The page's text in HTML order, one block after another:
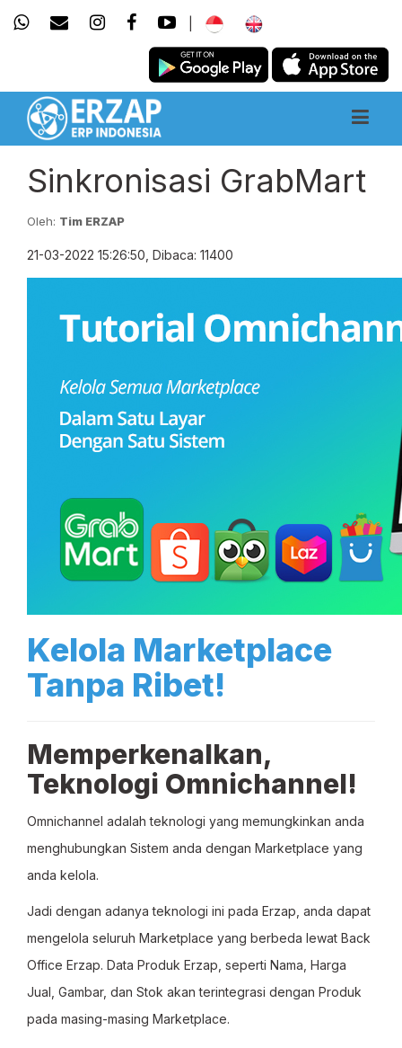
Sinkronisasi GrabMart
Oleh: Tim ERZAP
21-03-2022 15:26:50, Dibaca: 11400
Kelola Marketplace
Tanpa Ribet!
Memperkenalkan,
Teknologi Omnichannel!
Omnichannel adalah teknologi yang memungkinkan anda
menghubungkan Sistem anda dengan Marketplace yang
anda kelola.
Jadi dengan adanya teknologi ini pada Erzap, anda dapat
mengelola seluruh Marketplace yang berbeda lewat Back
Office Erzap. Data Produk Erzap, seperti Nama, Harga
Jual, Gambar, dan Stok akan terintegrasi dengan Produk
pada masing-masing Marketplace.